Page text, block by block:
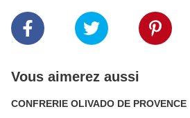
Vous aimerez aussi
CONFRERIE OLIVADO DE PROVENCE